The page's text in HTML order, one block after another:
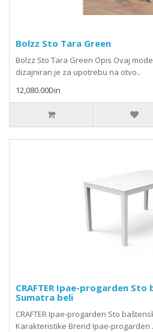
Bolzz Sto Tara Green
Bolzz Sto Tara Green Opis Ovaj
dizajniran je za upotrebu na otvo..
12,080.00Din
CRAFTER Ipae-progarden
Sumatra beli
CRAFTER Ipae-progarden Sto
Karakteristike Brend Ipae-progarden